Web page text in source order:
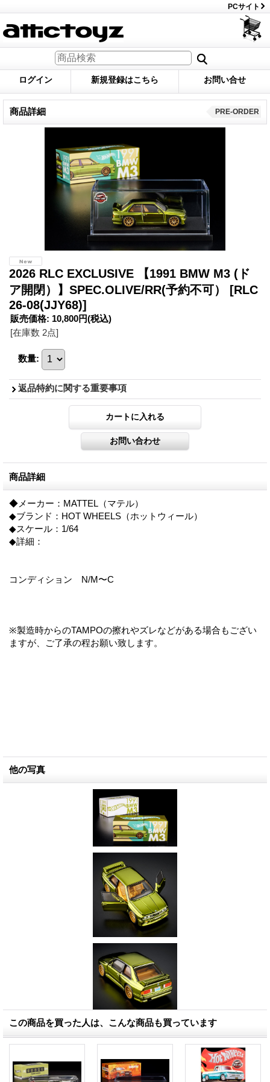
PCサイト
ログイン 新規登録はこちら お問い合せ
商品詳細 PRE-ORDER
2026 RLC EXCLUSIVE 【1991 BMW M3 (ド
ア開閉）】SPEC.OLIVE/RR(予約不可） [RLC
26-08(JJY68)]
販売価格: 10,800円(税込)
[在庫数 2点]
数量:
返品特約に関する重要事項
商品詳細
◆メーカー：MATTEL（マテル）
◆ブランド：HOT WHEELS（ホットウィール）
◆スケール：1/64
◆詳細：
コンディション N/M〜C
※製造時からのTAMPOの擦れやズレなどがある場合もござい
ますが、ご了承の程お願い致します。
他の写真
この商品を買った人は、こんな商品も買っています